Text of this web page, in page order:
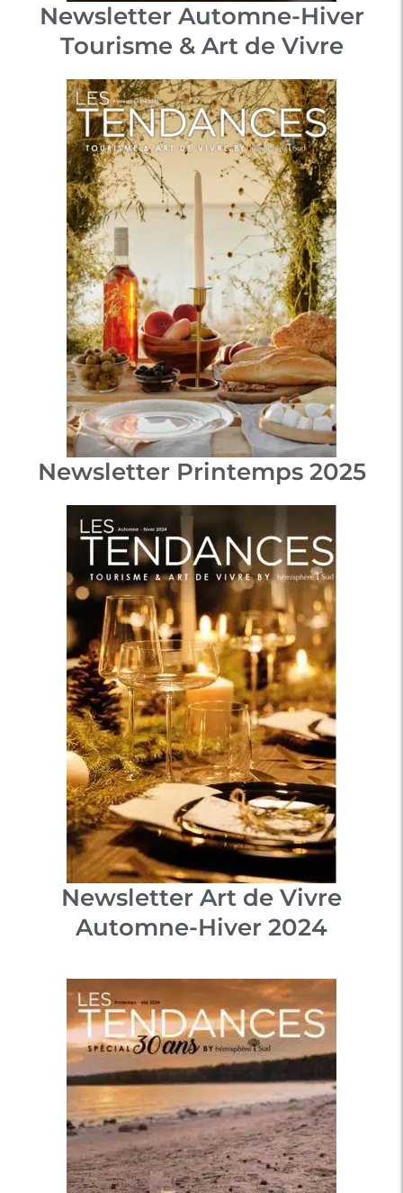
Newsletter Automne-Hiver
Tourisme & Art de Vivre
Newsletter Printemps 2025
Newsletter Art de Vivre
Automne-Hiver 2024